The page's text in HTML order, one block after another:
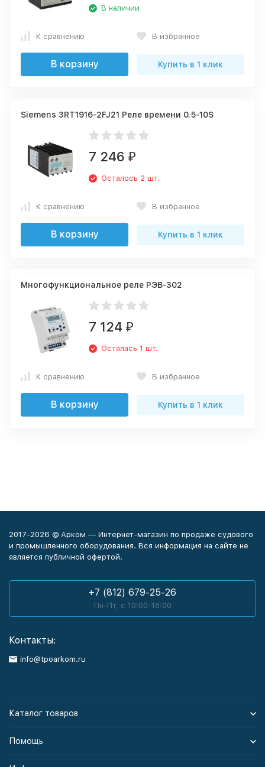
В наличии
К сравнению В избранное
В корзину Купить в 1 клик
Siemens 3RT1916-2FJ21 Реле времени 0.5-10S
7 246 ₽
Осталось 2 шт.
К сравнению В избранное
В корзину Купить в 1 клик
Многофункциональное реле РЭВ-302
7 124 ₽
Осталась 1 шт.
К сравнению В избранное
В корзину Купить в 1 клик
2017-2026 © Арком — Интернет-магазин по продаже судового
и промышленного оборудования. Вся информация на сайте не
является публичной офертой.
+7 (812) 679-25-26
Пн-Пт, с 10:00-18:00
Контакты:
info@tpoarkom.ru
Каталог товаров
Помощь